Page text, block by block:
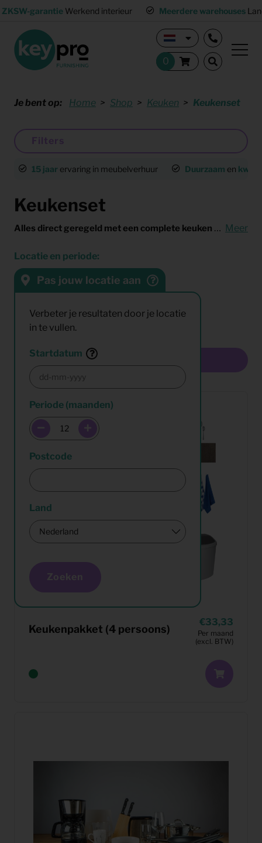
garantieWerkend interieur Meerdere warehouses
Je bent op: Home Shop Keuken Keukenset
Filters
15 jaar ervaring in meubelverhuur Duurzaam en
Keukenset
Alles direct geregeld met een complete keuken Bij een
Meer
Locatie en periode:
Pas jouw locatie aan
Verbeter je resultaten door je locatie
in te vullen.
Startdatum
Periode (maanden)
Postcode
Land
Zoeken
Keukenpakket (4 persoons)
33,33
Per maand
(excl. BTW)